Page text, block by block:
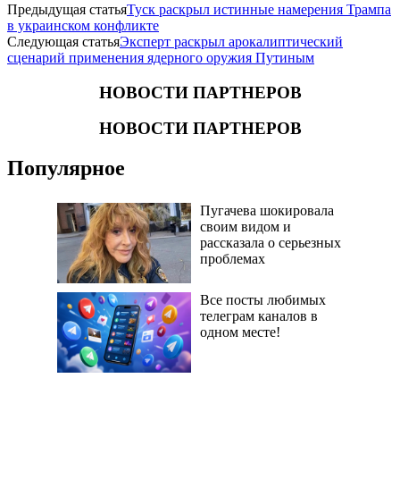
Предыдущая статьяТуск раскрыл истинные намерения Трампа
в украинском конфликте
Следующая статьяЭксперт раскрыл apoкалиптический
сценарий применения ядерного оружия Путиным
НОВОСТИ ПАРТНЕРОВ
НОВОСТИ ПАРТНЕРОВ
Популярное
Пугачева шокировала
своим видом и
рассказала о серьезных
проблемах
Все посты любимых
телеграм каналов в
одном месте!